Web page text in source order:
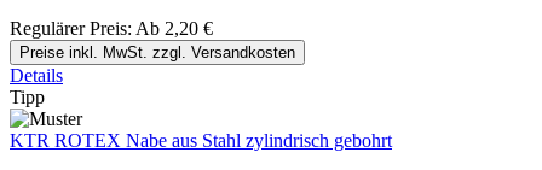
Regulärer Preis: Ab 2,20 €
Preise inkl. MwSt. zzgl. Versandkosten
Details
Tipp
KTR ROTEX Nabe aus Stahl zylindrisch gebohrt